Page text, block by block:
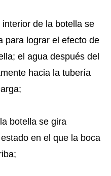
de la botella se
para lograr el efecto de
el agua después del
hacia la tubería
botella se gira
en el que la boca